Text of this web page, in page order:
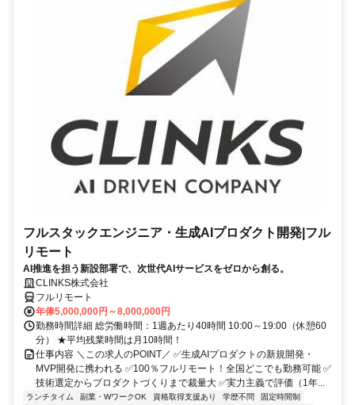
フルスタックエンジニア・生成AIプロダクト開発|フル
リモート
AI推進を担う新設部署で、次世代AIサービスをゼロから創る。
CLINKS株式会社
フルリモート
年俸5,000,000円～8,000,000円
勤務時間詳細 総労働時間：1週あたり40時間 10:00～19:00（休憩60
分） ★平均残業時間は月10時間！
仕事内容 ＼この求人のPOINT／ ✅生成AIプロダクトの新規開発・
MVP開発に携われる ✅100％フルリモート！全国どこでも勤務可能 ✅
技術選定からプロダクトづくりまで裁量大 ✅実力主義で評価（1年...
ランチタイム 副業・WワークOK 資格取得支援あり 学歴不問
固定時間制